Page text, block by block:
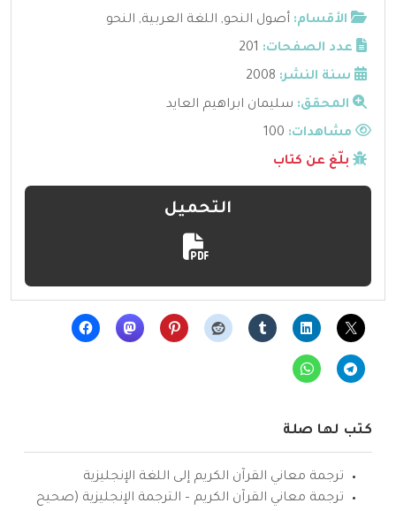
الأقسام: أصول النحو, اللغة العربية, النحو
عدد الصفحات: 201
سنة النشر: 2008
المحقق: سليمان ابراهيم العايد
مشاهدات:
بلّغ عن كتاب
التحميل
كتب لها صلة
ترجمة معاني القرآن الكريم إلى اللغة الإنجليزية
ترجمة معاني القرآن الكريم – الترجمة الإنجليزية (صحيح